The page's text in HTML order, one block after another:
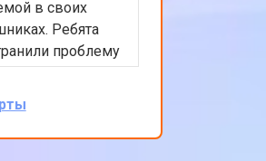
в своих
Ребята
проблему
адекватные,
уровне.